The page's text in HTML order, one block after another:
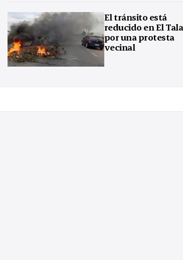
El tránsito está
reducido en El
por una protesta
vecinal